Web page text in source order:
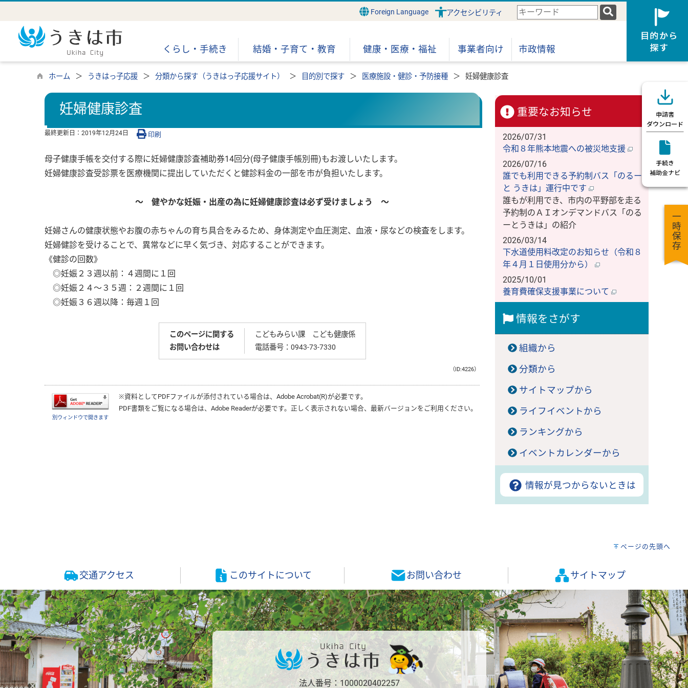
Foreign Language アクセシビリティ
検
ー
ワ
くらし・手続き 結婚・子育て・教育 健康・医療・福祉 事業者向け 市政情報
ホーム うきはっ子応援 分類から探す（うきはっ子応援サイト） 目的別で探す 医療施設・健診・予防接種 妊婦健康診査
妊婦健康診査
最終更新日： 2019年12月24日 印刷
母子健康手帳を交付する際に妊婦健康診査補助券14回分(母子健康手帳別冊)もお渡しいたします。
妊婦健康診査受診票を医療機関に提出していただくと健診料金の一部を市が負担いたします。
～ 健やかな妊娠・出産の為に妊婦健康診査は必ず受けましょう ～
妊婦さんの健康状態やお腹の赤ちゃんの育ち具合をみるため、身体測定や血圧測定、血液・尿などの検査をします。
妊婦健診を受けることで、異常などに早く気づき、対応することができます。
《健診の回数》
◎妊娠２３週以前：４週間に１回
◎妊娠２４～３５週：２週間に１回
◎妊娠３６週以降：毎週１回
このページに関する
お問い合わせは
こどもみらい課 こども健康係
電話番号： 0943-73-7330
（ID:4226）
別ウィンドウで開きます
※資料としてPDFファイルが添付されている場合は、 Adobe Acrobat(R)が必要です。
PDF書類をご覧になる場合は、 Adobe Readerが必要です。正しく表示されない場合、最新バージョンをご利用ください。
重要なお知らせ
2026/07/31
令和８年熊本地震への被災地支援
2026/07/16
誰でも利用できる予約制バス「のるー
と うきは」運行中です
誰もが利用でき、市内の平野部を走る
予約制のＡＩオンデマンドバス「のる
ーとうきは」の紹介
2026/03/14
下水道使用料改定のお知らせ（令和８
年４月１日使用分から）
2025/10/01
養育費確保支援事業について
情報をさがす
組織から
分類から
サイトマップから
ライフイベントから
ランキングから
イベントカレンダーから
情報が見つからないときは
ページの先頭へ
交通アクセス このサイトについて お問い合わせ サイトマップ
法人番号：1000020402257
一時保存